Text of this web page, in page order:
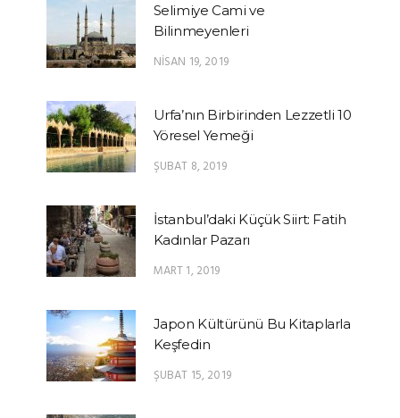
Selimiye Cami ve
Bilinmeyenleri
NISAN 19, 2019
Urfa’nın Birbirinden Lezzetli 10
Yöresel Yemeği
ŞUBAT 8, 2019
İstanbul’daki Küçük Siirt: Fatih
Kadınlar Pazarı
MART 1, 2019
Japon Kültürünü Bu Kitaplarla
Keşfedin
ŞUBAT 15, 2019